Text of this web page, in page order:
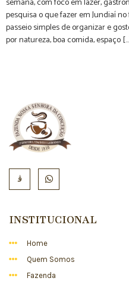
pesquisa o que fazer em Jundiaí
passeio simples de organizar e
por natureza, boa comida, espaço
INSTITUCIONAL
Home
Quem Somos
Fazenda